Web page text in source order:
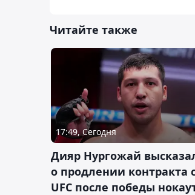
Читайте также
17:49, Сегодня
Дияр Нургожай
о продлении контракта
UFC после победы